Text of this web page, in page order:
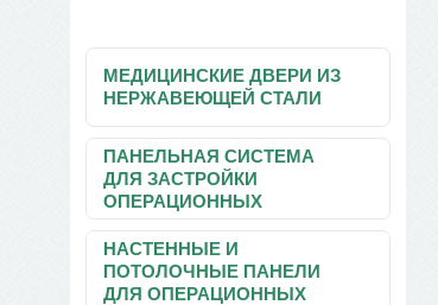
МЕДИЦИНСКИЕ ДВЕРИ ИЗ
НЕРЖАВЕЮЩЕЙ СТАЛИ
ПАНЕЛЬНАЯ СИСТЕМА
ДЛЯ ЗАСТРОЙКИ
ОПЕРАЦИОННЫХ
НАСТЕННЫЕ И
ПОТОЛОЧНЫЕ ПАНЕЛИ
ДЛЯ ОПЕРАЦИОННЫХ